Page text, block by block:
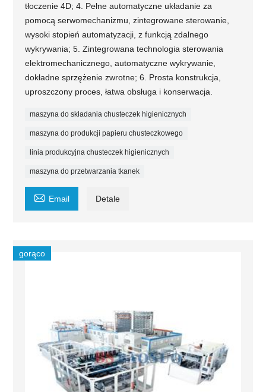
tłoczenie 4D; 4. Pełne automatyczne układanie za
pomocą serwomechanizmu, zintegrowane sterowanie,
wysoki stopień automatyzacji, z funkcją zdalnego
wykrywania; 5. Zintegrowana technologia sterowania
elektromechanicznego, automatyczne wykrywanie,
dokładne sprzężenie zwrotne; 6. Prosta konstrukcja,
uproszczony proces, łatwa obsługa i konserwacja.
maszyna do składania chusteczek higienicznych
maszyna do produkcji papieru chusteczkowego
linia produkcyjna chusteczek higienicznych
maszyna do przetwarzania tkanek
 Email Detale
gorąco